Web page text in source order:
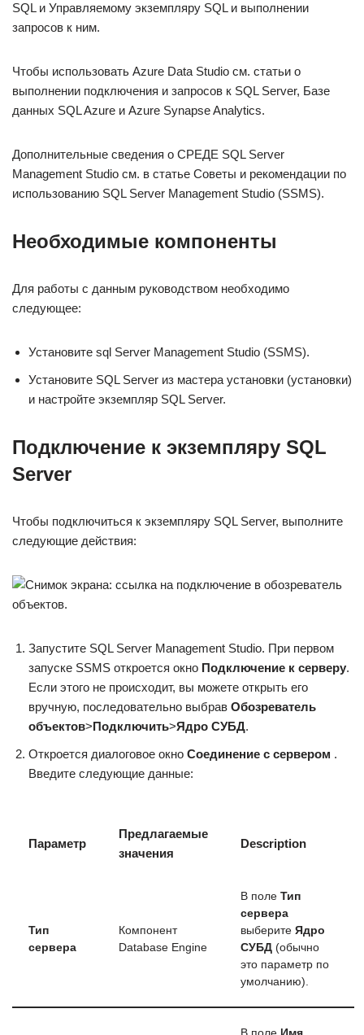
SQL и Управляемому экземпляру SQL и выполнении
запросов к ним.
Чтобы использовать Azure Data Studio см. статьи о
выполнении подключения и запросов к SQL Server, Базе
данных SQL Azure и Azure Synapse Analytics.
Дополнительные сведения о СРЕДЕ SQL Server
Management Studio см. в статье Советы и рекомендации по
использованию SQL Server Management Studio (SSMS).
Необходимые компоненты
Для работы с данным руководством необходимо
следующее:
Установите sql Server Management Studio (SSMS).
Установите SQL Server из мастера установки (установки)
и настройте экземпляр SQL Server.
Подключение к экземпляру SQL
Server
Чтобы подключиться к экземпляру SQL Server, выполните
следующие действия:
Запустите SQL Server Management Studio. При первом
запуске SSMS откроется окно Подключение к серверу.
Если этого не происходит, вы можете открыть его
вручную, последовательно выбрав Обозреватель
объектов>Подключить>Ядро СУБД.
Откроется диалоговое окно Соединение с сервером .
Введите следующие данные:
Параметр
Предлагаемые
значения
Description
Тип
сервера
Компонент
Database Engine
В поле Тип
сервера
выберите Ядро
СУБД (обычно
это параметр по
умолчанию).